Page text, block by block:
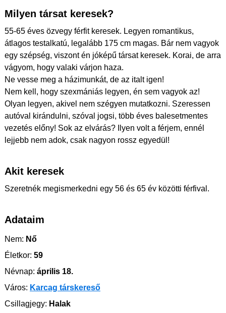
Milyen társat keresek?
55-65 éves özvegy férfit keresek. Legyen romantikus,
átlagos testalkatú, legalább 175 cm magas. Bár nem vagyok
egy szépség, viszont én jóképű társat keresek. Korai, de arra
vágyom, hogy valaki várjon haza.
Ne vesse meg a házimunkát, de az italt igen!
Nem kell, hogy szexmániás legyen, én sem vagyok az!
Olyan legyen, akivel nem szégyen mutatkozni. Szeressen
autóval kirándulni, szóval jogsi, több éves balesetmentes
vezetés előny! Sok az elvárás? Ilyen volt a férjem, ennél
lejjebb nem adok, csak nagyon rossz egyedül!
Akit keresek
Szeretnék megismerkedni egy 56 és 65 év közötti férfival.
Adataim
Nem: Nő
Életkor: 59
Névnap: április 18.
Város: Karcag társkereső
Csillagjegy: Halak